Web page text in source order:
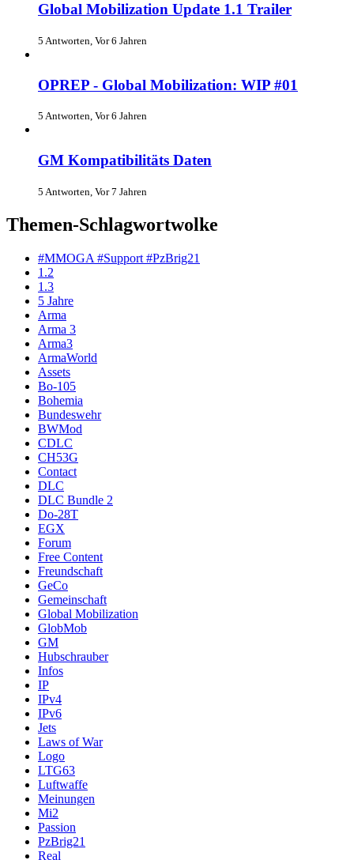
Global Mobilization Update 1.1 Trailer
5 Antworten, Vor 6 Jahren
OPREP - Global Mobilization: WIP #01
5 Antworten, Vor 6 Jahren
GM Kompatibilitäts Daten
5 Antworten, Vor 7 Jahren
Themen-Schlagwortwolke
#MMOGA #Support #PzBrig21
1.2
1.3
5 Jahre
Arma
Arma 3
Arma3
ArmaWorld
Assets
Bo-105
Bohemia
Bundeswehr
BWMod
CDLC
CH53G
Contact
DLC
DLC Bundle 2
Do-28T
EGX
Forum
Free Content
Freundschaft
GeCo
Gemeinschaft
Global Mobilization
GlobMob
GM
Hubschrauber
Infos
IP
IPv4
IPv6
Jets
Laws of War
Logo
LTG63
Luftwaffe
Meinungen
Mi2
Passion
PzBrig21
Real